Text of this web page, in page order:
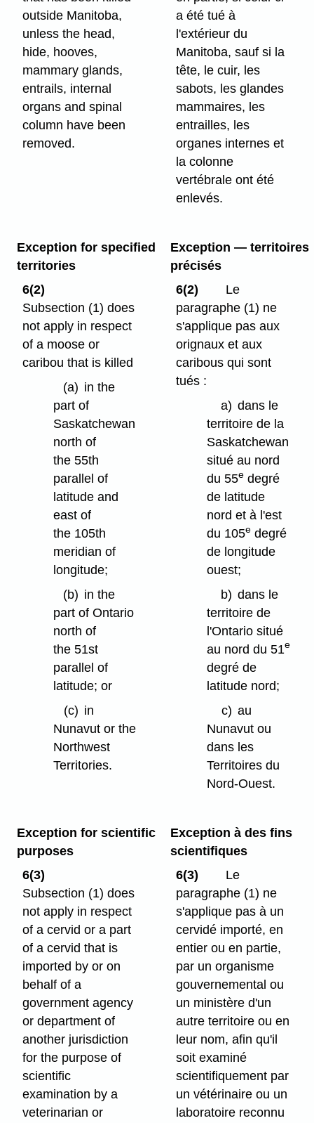
outside Manitoba,
unless the head,
hide, hooves,
mammary glands,
entrails, internal
organs and spinal
column have been
removed.
a été tué à
l'extérieur du
Manitoba, sauf si la
tête, le cuir, les
sabots, les glandes
mammaires, les
entrailles, les
organes internes et
la colonne
vertébrale ont été
enlevés.
Exception for specified
territories
6(2)
Subsection (1) does
not apply in respect
of a moose or
caribou that is killed
(a) in the
part of
Saskatchewan
north of
the 55th
parallel of
latitude and
east of
the 105th
meridian of
longitude;
(b) in the
part of Ontario
north of
the 51st
parallel of
latitude; or
(c) in
Nunavut or the
Northwest
Territories.
Exception — territoires
précisés
6(2)
Le
paragraphe (1) ne
s'applique pas aux
orignaux et aux
caribous qui sont
tués :
a) dans le
territoire de la
Saskatchewan
situé au nord
du 55e degré
de latitude
nord et à l'est
du 105e degré
de longitude
ouest;
b) dans le
territoire de
l'Ontario situé
au nord du 51e
degré de
latitude nord;
c) au
Nunavut ou
dans les
Territoires du
Nord-Ouest.
Exception for scientific
purposes
6(3)
Subsection (1) does
not apply in respect
of a cervid or a part
of a cervid that is
imported by or on
behalf of a
government agency
or department of
another jurisdiction
for the purpose of
scientific
examination by a
veterinarian or
Exception à des fins
scientifiques
6(3)
Le
paragraphe (1) ne
s'applique pas à un
cervidé importé, en
entier ou en partie,
par un organisme
gouvernemental ou
un ministère d'un
autre territoire ou en
leur nom, afin qu'il
soit examiné
scientifiquement par
un vétérinaire ou un
laboratoire reconnu